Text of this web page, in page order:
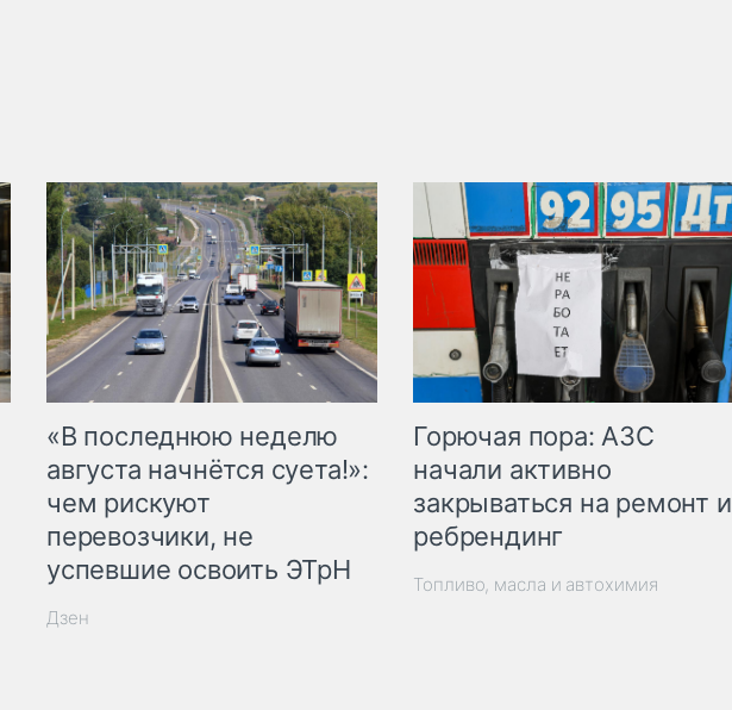
«В последнюю неделю
августа начнётся суета!»:
чем рискуют
перевозчики, не
успевшие освоить ЭТрН
Дзен
Горючая пора: АЗС
начали активно
закрываться на ремонт и
ребрендинг
Топливо, масла и автохимия